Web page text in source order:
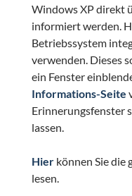
Windows XP direkt
informiert werden.
Betriebssystem
verwenden. Dieses
ein Fenster
Informations-Seite
Erinnerungsfenster
lassen.
Hierkönnen Sie die
lesen.